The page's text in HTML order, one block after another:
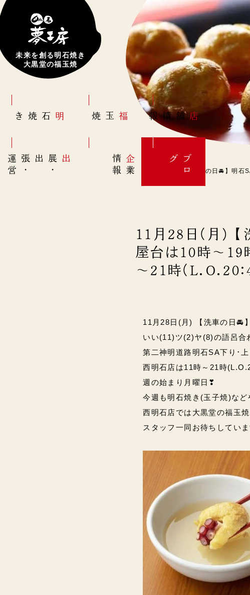
未来を創る明石焼き
大黒堂の福玉焼
明石焼き 福玉焼 店舗情報
出展
・
出張
・
運
営
企
業
情
報
ブ
ロ
グ
11月28日(月)【洗車の日🚘】明
11月28日(月)【
屋台は10時～
～21時
11月28日(月) 【洗車の日🚘】
いい(11)ツ(2)ヤ(8)の語呂合
第二神明道路明石SA下り･
西明石店は11時～21時
週の始まり月曜日❣
今週も明石焼き(玉子焼)など
西明石店では大黒堂の福玉
スタッフ一同お待ちしてい